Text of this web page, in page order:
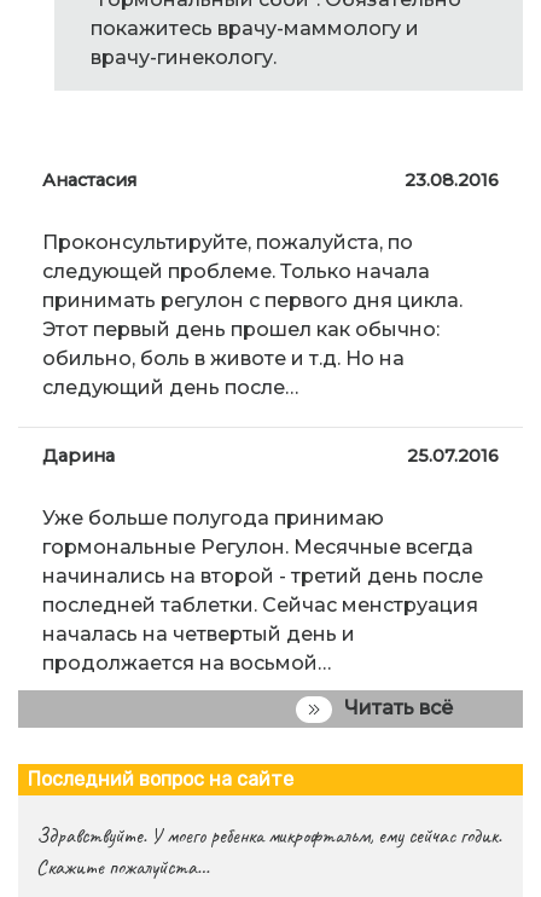
покажитесь врачу-маммологу и
врачу-гинекологу.
Анастасия 23.08.2016
Проконсультируйте, пожалуйста, по
следующей проблеме. Только начала
принимать регулон с первого дня цикла.
Этот первый день прошел как обычно:
обильно, боль в животе и т.д. Но на
следующий день после…
Дарина 25.07.2016
Уже больше полугода принимаю
гормональные Регулон. Месячные всегда
начинались на второй - третий день после
последней таблетки. Сейчас менструация
началась на четвертый день и
продолжается на восьмой…
Читать всё
Последний вопрос на сайте
Здравствуйте. У моего ребенка микрофтальм, ему сейчас годик.
Скажите пожалуйста…